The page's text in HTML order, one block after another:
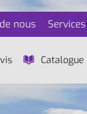
nous Services
Catalogue